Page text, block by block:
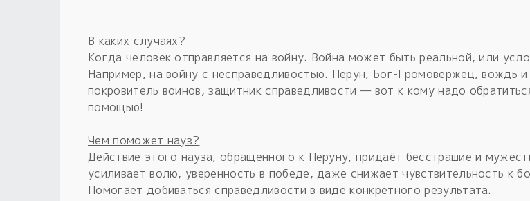
В каких случаях?
Когда человек отправляется на войну. Война может быть реальной, или
Например, на войну с несправедливостью. Перун, Бог-Громовержец, вождь и
покровитель воинов, защитник справедливости — вот к кому надо
помощью!
Чем поможет науз?
Действие этого науза, обращенного к Перуну, придаёт бесстрашие и
усиливает волю, уверенность в победе, даже снижает чувствительность к
Помогает добиваться справедливости в виде конкретного результата.